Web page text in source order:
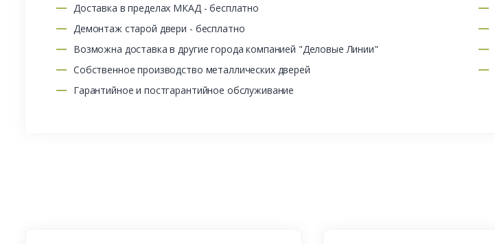
Доставка в пределах МКАД - бесплатно
Демонтаж старой двери - бесплатно
Возможна доставка в другие города компанией "Деловые Линии"
Собственное производство металлических дверей
Гарантийное и постгарантийное обслуживание